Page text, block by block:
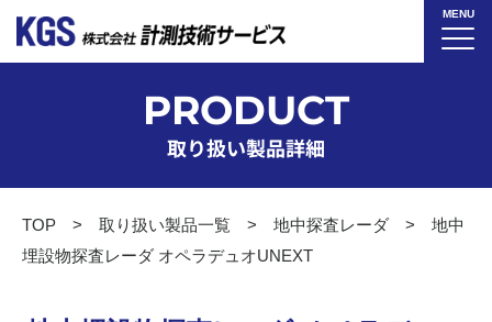
MENU
PRODUCT
取り扱い製品詳細
TOP 取り扱い製品一覧 地中探査レーダ
地中
埋設物探査レーダ オペラデュオUNEXT